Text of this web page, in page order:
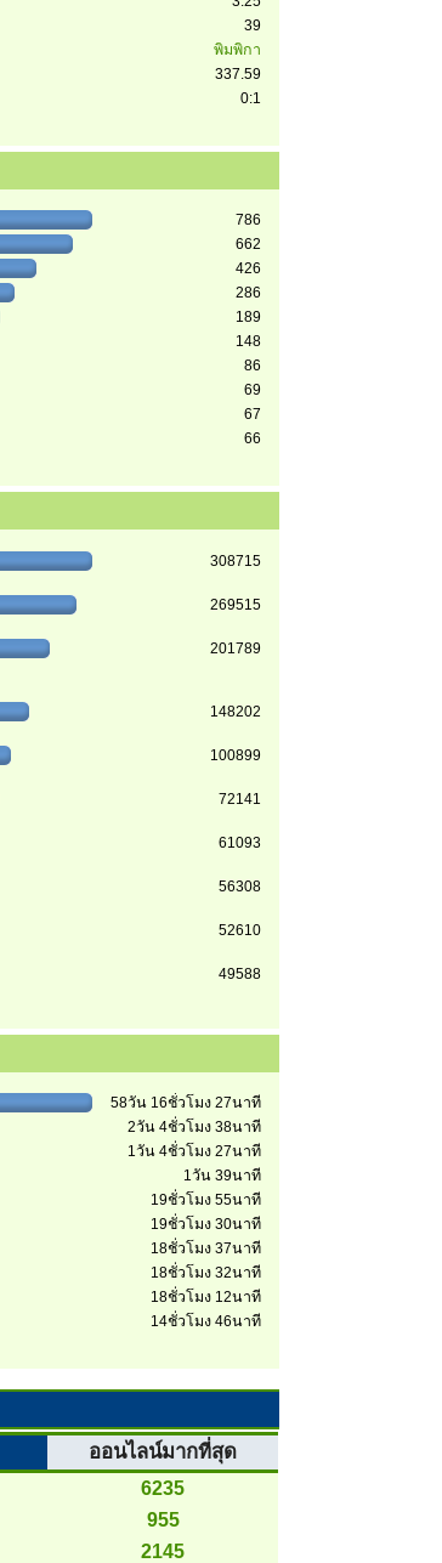
39
พิมพิกา
337.59
0:1
786
662
426
286
189
148
86
69
67
66
308715
269515
201789
148202
100899
72141
61093
56308
52610
49588
58วัน 16ชั่วโมง 27นาที
2วัน 4ชั่วโมง 38นาที
1วัน 4ชั่วโมง 27นาที
1วัน 39นาที
19ชั่วโมง 55นาที
19ชั่วโมง 30นาที
18ชั่วโมง 37นาที
18ชั่วโมง 32นาที
18ชั่วโมง 12นาที
14ชั่วโมง 46นาที
ออนไลน์มากที่สุด
6235
955
2145